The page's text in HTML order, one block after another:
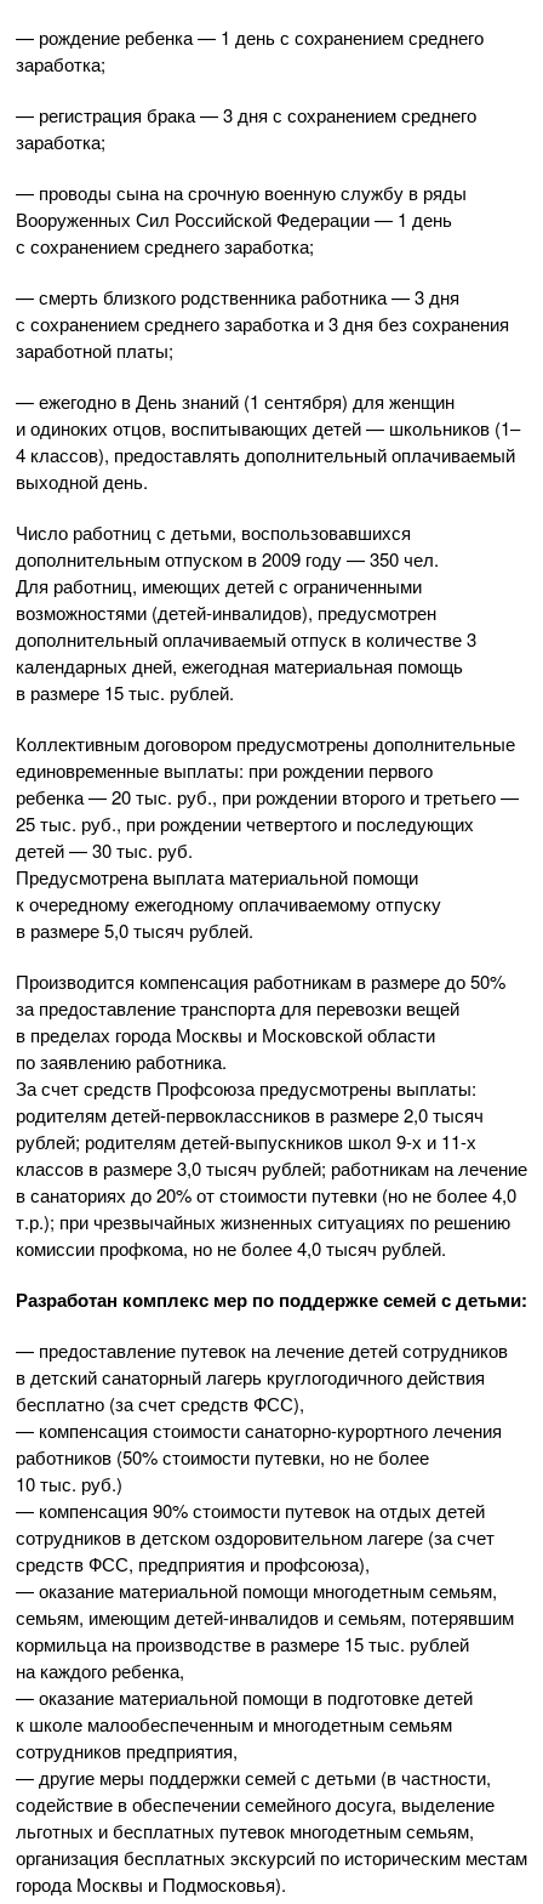
— рождение ребенка — 1 день с сохранением среднего
заработка;
— регистрация брака — 3 дня с сохранением среднего
заработка;
— проводы сына на срочную военную службу в ряды
Вооруженных Сил Российской Федерации — 1 день
с сохранением среднего заработка;
— смерть близкого родственника работника — 3 дня
с сохранением среднего заработка и 3 дня без сохранения
заработной платы;
— ежегодно в День знаний (1 сентября) для женщин
и одиноких отцов, воспитывающих детей — школьников (1–
4 классов), предоставлять дополнительный оплачиваемый
выходной день.
Число работниц с детьми, воспользовавшихся
дополнительным отпуском в 2009 году — 350 чел.
Для работниц, имеющих детей с ограниченными
возможностями (детей-инвалидов), предусмотрен
дополнительный оплачиваемый отпуск в количестве 3
календарных дней, ежегодная материальная помощь
в размере 15 тыс. рублей.
Коллективным договором предусмотрены дополнительные
единовременные выплаты: при рождении первого
ребенка — 20 тыс. руб., при рождении второго и третьего —
25 тыс. руб., при рождении четвертого и последующих
детей — 30 тыс. руб.
Предусмотрена выплата материальной помощи
к очередному ежегодному оплачиваемому отпуску
в размере 5,0 тысяч рублей.
Производится компенсация работникам в размере до 50%
за предоставление транспорта для перевозки вещей
в пределах города Москвы и Московской области
по заявлению работника.
За счет средств Профсоюза предусмотрены выплаты:
родителям детей-первоклассников в размере 2,0 тысяч
рублей; родителям детей-выпускников школ 9-х и 11-х
классов в размере 3,0 тысяч рублей; работникам на лечение
в санаториях до 20% от стоимости путевки (но не более 4,0
т.р.); при чрезвычайных жизненных ситуациях по решению
комиссии профкома, но не более 4,0 тысяч рублей.
Разработан комплекс мер по поддержке семей с детьми:
— предоставление путевок на лечение детей сотрудников
в детский санаторный лагерь круглогодичного действия
бесплатно (за счет средств ФСС),
— компенсация стоимостисанаторно-курортного лечения
работников (50% стоимости путевки, но не более
10 тыс. руб.)
— компенсация 90% стоимости путевок на отдых детей
сотрудников в детском оздоровительном лагере (за счет
средств ФСС, предприятия и профсоюза),
— оказание материальной помощи многодетным семьям,
семьям, имеющим детей-инвалидов и семьям, потерявшим
кормильца на производстве в размере 15 тыс. рублей
на каждого ребенка,
— оказание материальной помощи в подготовке детей
к школе малообеспеченным и многодетным семьям
сотрудников предприятия,
— другие меры поддержки семей с детьми (в частности,
содействие в обеспечении семейного досуга, выделение
льготных и бесплатных путевок многодетным семьям,
организация бесплатных экскурсий по историческим местам
города Москвы и Подмосковья).